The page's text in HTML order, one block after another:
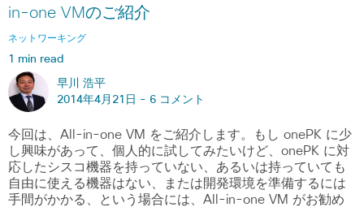
in-one VMのご紹介
ネットワーキング
1 min read
早川 浩平
2014年4月21日 - 6 コメント
今回は、All-in-one VM をご紹介します。もし onePK に少
し興味があって、個人的に試してみたいけど、onePK に対
応したシスコ機器を持っていない、あるいは持っていても
自由に使える機器はない、または開発環境を準備するには
手間がかかる、という場合には、All-in-one VM がお勧め